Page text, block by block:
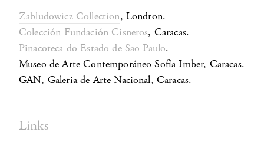
Zabludowicz Collection, Londron.
Colección Fundación Cisneros, Caracas.
Pinacoteca do Estado de Sao Paulo.
Museo de Arte Contemporáneo Sofía Imber, Caracas.
GAN, Galeria de Arte Nacional, Caracas.
Links